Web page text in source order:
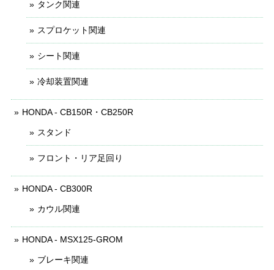
タンク関連
スプロケット関連
シート関連
冷却装置関連
HONDA - CB150R・CB250R
スタンド
フロント・リア足回り
HONDA - CB300R
カウル関連
HONDA - MSX125-GROM
ブレーキ関連